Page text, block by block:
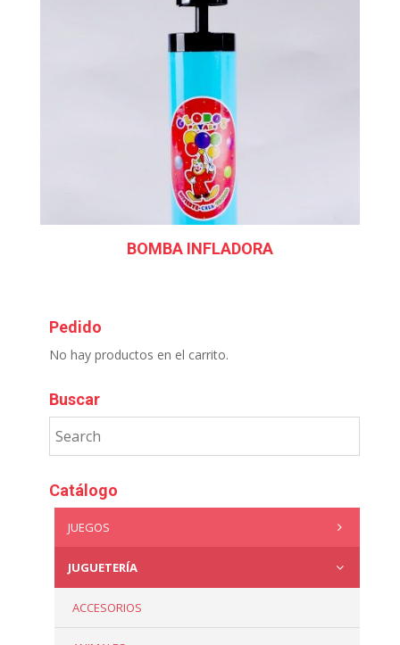
BOMBA INFLADORA
Pedido
No hay productos en el carrito.
Buscar
Catálogo
JUEGOS
JUGUETERÍA
ACCESORIOS